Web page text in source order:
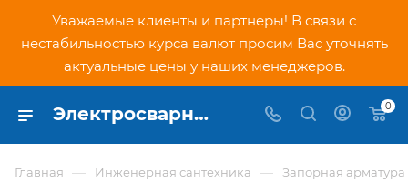
Уважаемые клиенты и партнеры! В связи с
нестабильностью курса валют просим Вас уточнять
актуальные цены у наших менеджеров.
Электросварное седло с вентилем 400х20 EF Valve Tapping TEE 360 Borfit (Турция) - купить по низкой цене в Москве, интернет-магазин PNDtech.ru 0
Главная — Инженерная сантехника — Запорная арматура